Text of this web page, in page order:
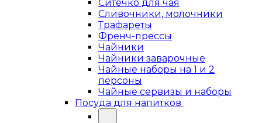
Ситечко для чая
Сливочники, молочники
Трафареты
Френч-прессы
Чайники
Чайники заварочные
Чайные наборы на 1 и 2
персоны
Чайные сервизы и наборы
Посуда для напитков